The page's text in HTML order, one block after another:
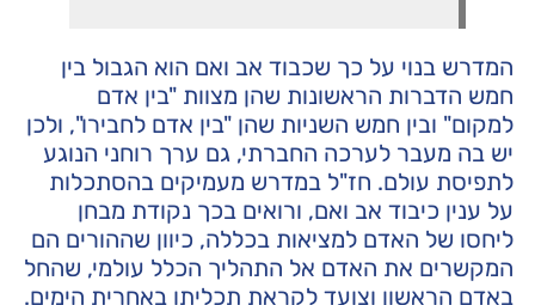
המדרש בנוי על כך שכבוד אב ואם הוא הגבול בין
חמש הדברות הראשונות שהן מצוות "בין אדם
למקום" ובין חמש השניות שהן "בין אדם לחבירו", ולכן
יש בה מעבר לערכה החברתי, גם ערך רוחני הנוגע
לתפיסת עולם. חז"ל במדרש מעמיקים בהסתכלות
על ענין כיבוד אב ואם, ורואים בכך נקודת מבחן
ליחסו של האדם למציאות בכללה, כיוון שההורים הם
המקשרים את האדם אל התהליך הכלל עולמי, שהחל
באדם הראשון וצועד לקראת תכליתו באחרית הימים.